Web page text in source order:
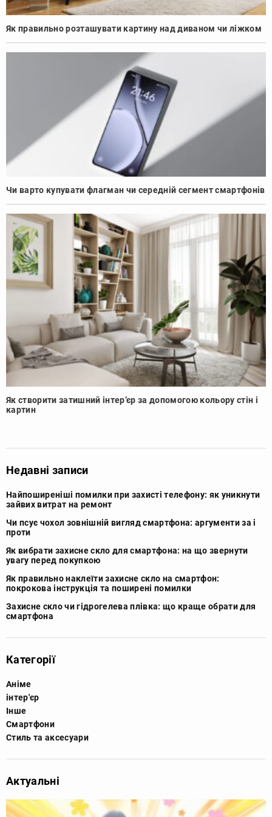
Як правильно розташувати картину над диваном чи ліжком
Чи варто купувати флагман чи середній сегмент смартфонів
Як створити затишний інтер’єр за допомогою кольору стін і
картин
Недавні записи
Найпоширеніші помилки при захисті телефону: як уникнути
зайвих витрат на ремонт
Чи псує чохол зовнішній вигляд смартфона: аргументи за і
проти
Як вибрати захисне скло для смартфона: на що звернути
увагу перед покупкою
Як правильно наклеїти захисне скло на смартфон:
покрокова інструкція та поширені помилки
Захисне скло чи гідрогелева плівка: що краще обрати для
смартфона
Категорії
Аніме
інтер'єр
Інше
Смартфони
Стиль та аксесуари
Актуальні